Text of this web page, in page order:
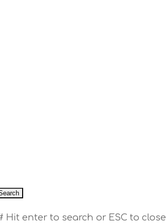
Hit enter to search or ESC to close